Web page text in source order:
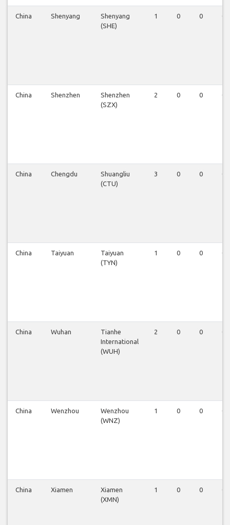
China Shenyang
Shenyang
(SHE)
1 0 0 0
China Shenzhen
Shenzhen
(SZX)
2 0 0 0
China Chengdu
Shuangliu
(CTU)
3 0 0 0
China Taiyuan
Taiyuan
(TYN)
1 0 0 0
China Wuhan
Tianhe
International
(WUH)
2 0 0 0
China Wenzhou
Wenzhou
(WNZ)
1 0 0 0
China Xiamen
Xiamen
(XMN)
1 0 0 0